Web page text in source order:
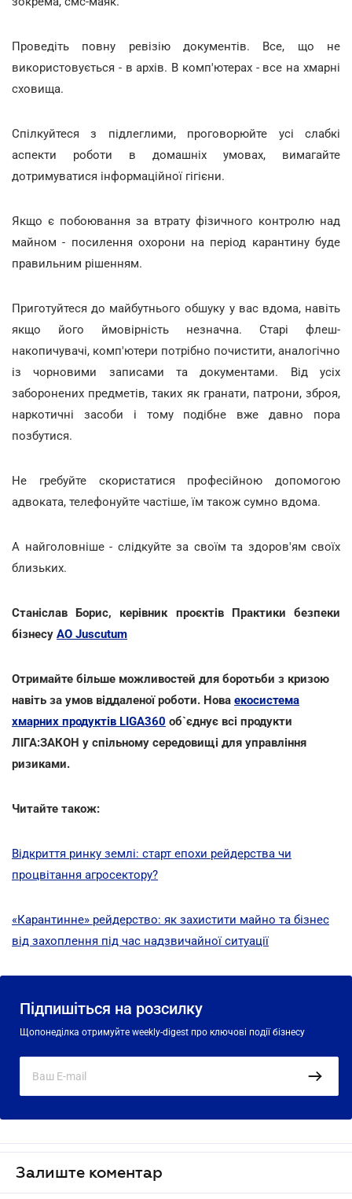
Проведіть повну ревізію документів. Все, що не
використовується - в архів. В комп'ютерах - все на хмарні
сховища.
Спілкуйтеся з підлеглими, проговорюйте усі слабкі
аспекти роботи в домашніх умовах, вимагайте
дотримуватися інформаційної гігієни.
Якщо є побоювання за втрату фізичного контролю над
майном - посилення охорони на період карантину буде
правильним рішенням.
Приготуйтеся до майбутнього обшуку у вас вдома, навіть
якщо його ймовірність незначна. Старі флеш-
накопичувачі, комп'ютери потрібно почистити, аналогічно
із чорновими записами та документами. Від усіх
заборонених предметів, таких як гранати, патрони, зброя,
наркотичні засоби і тому подібне вже давно пора
позбутися.
Не гребуйте скористатися професійною допомогою
адвоката, телефонуйте частіше, їм також сумно вдома.
А найголовніше - слідкуйте за своїм та здоров'ям своїх
близьких.
Станіслав Борис, керівник проєктів Практики безпеки
бізнесу АО Juscutum
Отримайте більше можливостей для боротьби з кризою
навіть за умов віддаленої роботи. Нова екосистема
хмарних продуктів LIGA360 об`єднує всі продукти
ЛІГА:ЗАКОН у спільному середовищі для управління
ризиками.
Читайте також:
Відкриття ринку землі: старт епохи рейдерства чи
процвітання агросектору?
«Карантинне» рейдерство: як захистити майно та бізнес
від захоплення під час надзвичайної ситуації
Підпишіться на розсилку
Щопонеділка отримуйте weekly-digest про ключові події бізнесу
Залиште коментар